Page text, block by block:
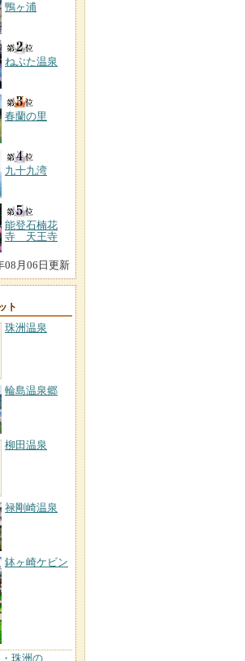
鴨ヶ浦
ねぶた温泉
春蘭の里
九十九湾
能登石楠花
寺 天王寺
08月06日更新
ト
珠洲温泉
輪島温泉郷
柳田温泉
禄剛崎温泉
鉢ヶ崎ケビン
珠洲の